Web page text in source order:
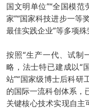
国文明单位”“全国模
家”“国家科技进步一等
最佳实践企业”等多项殊
按照“生产一代、试制
略，法士特已建成以“
站”“国家级博士后科研
的国际一流科创体系，
关键核心技术实现自主